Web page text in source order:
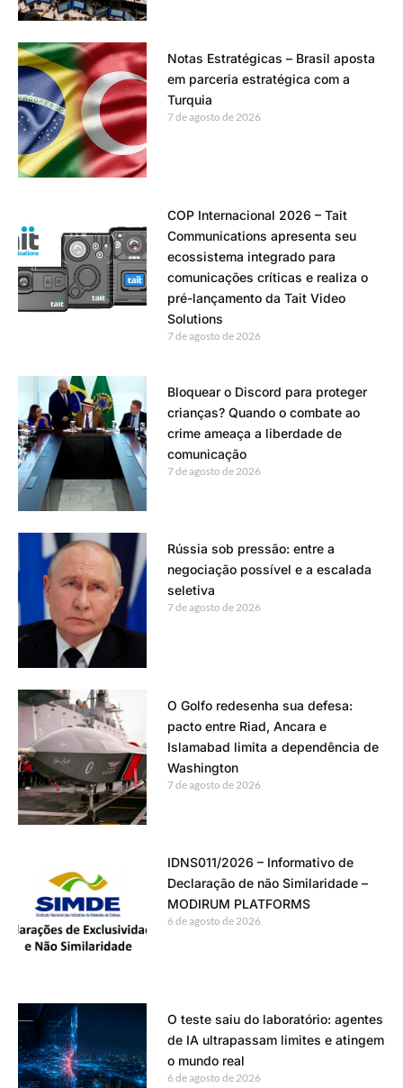
Notas Estratégicas – Brasil aposta
em parceria estratégica com a
Turquia
7 de agosto de 2026
COP Internacional 2026 – Tait
Communications apresenta seu
ecossistema integrado para
comunicações críticas e realiza o
pré-lançamento da Tait Video
Solutions
7 de agosto de 2026
Bloquear o Discord para proteger
crianças? Quando o combate ao
crime ameaça a liberdade de
comunicação
7 de agosto de 2026
Rússia sob pressão: entre a
negociação possível e a escalada
seletiva
7 de agosto de 2026
O Golfo redesenha sua defesa:
pacto entre Riad, Ancara e
Islamabad limita a dependência de
Washington
7 de agosto de 2026
IDNS011/2026 – Informativo de
Declaração de não Similaridade –
MODIRUM PLATFORMS
6 de agosto de 2026
O teste saiu do laboratório: agentes
de IA ultrapassam limites e atingem
o mundo real
6 de agosto de 2026